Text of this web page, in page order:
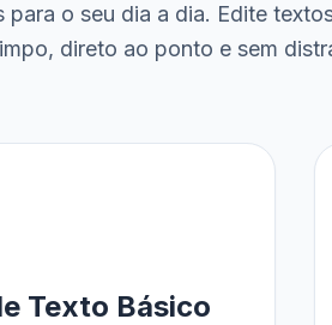
o seu dia a dia. Edite
direto ao ponto e sem
Texto Básico